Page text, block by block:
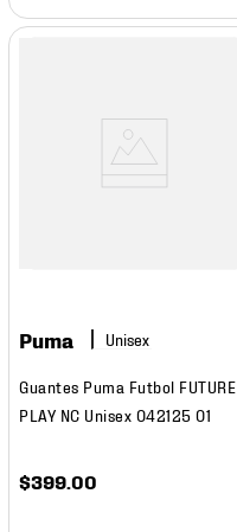
Puma
Guantes Puma Futbol FUTURE
PLAY NC Unisex 042125 01
$399 .00